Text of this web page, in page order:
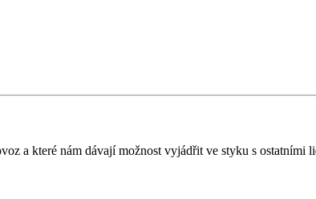
a které nám dávají možnost vyjádřit ve styku s ostatními